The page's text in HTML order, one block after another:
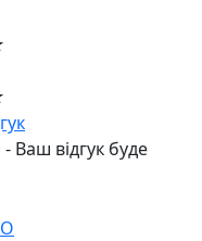
Ваш відгук буде